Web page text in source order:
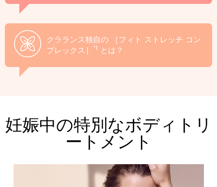
クラランス独自の ［フィト ストレッチ コン
プレックス］
*1 とは？
妊娠中の特別なボディトリ
ートメント